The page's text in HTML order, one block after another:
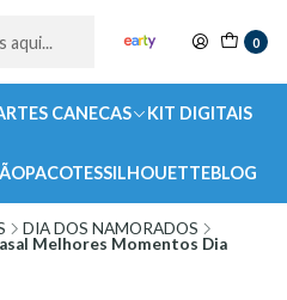
0
CANECAS KIT DIGITAIS
PACOTESSILHOUETTEBLOG
DIA DOS NAMORADOS
Melhores Momentos Dia